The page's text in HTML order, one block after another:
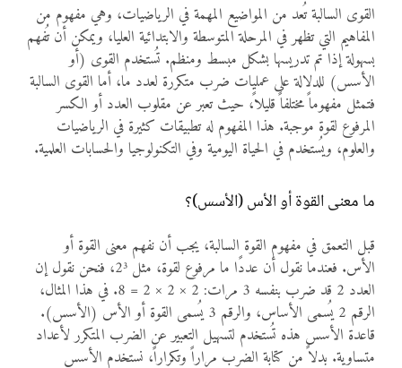
القوى السالبة تُعد من المواضيع المهمة في الرياضيات، وهي مفهوم من
المفاهيم التي تظهر في المرحلة المتوسطة والابتدائية العليا، ويمكن أن تُفهم
بسهولة إذا تم تدريسها بشكل مبسط ومنظم. تُستخدم القوى (أو
الأسس) للدلالة على عمليات ضرب متكررة لعدد ما، أما القوى السالبة
فتمثل مفهوماً مختلفاً قليلاً، حيث تعبر عن مقلوب العدد أو الكسر
المرفوع لقوة موجبة. هذا المفهوم له تطبيقات كثيرة في الرياضيات
والعلوم، ويُستخدم في الحياة اليومية وفي التكنولوجيا والحسابات العلمية.
ما معنى القوة أو الأس (الأسس)؟
قبل التعمق في مفهوم القوة السالبة، يجب أن نفهم معنى القوة أو
الأس. فعندما نقول أن عددًا ما مرفوع لقوة، مثل 2³، فنحن نقول إن
العدد 2 قد ضرب بنفسه 3 مرات: 2 × 2 × 2 = 8. في هذا المثال،
الرقم 2 يُسمى الأساس، والرقم 3 يُسمى القوة أو الأس (الأسس).
قاعدة الأسس هذه تُستخدم لتسهيل التعبير عن الضرب المتكرر لأعداد
متساوية. بدلاً من كتابة الضرب مراراً وتكراراً، نستخدم الأسس